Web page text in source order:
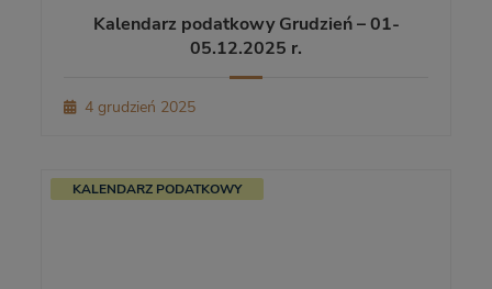
Kalendarz podatkowy Grudzień – 01-
05.12.2025 r.
4 grudzień 2025
KALENDARZ PODATKOWY